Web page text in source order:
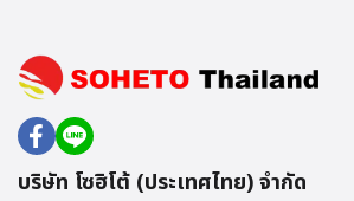
บริษัท โซฮิโต้ (ประเทศไทย) จำกัด